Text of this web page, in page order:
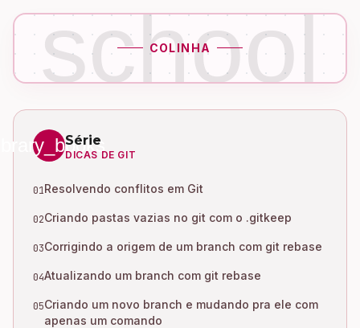
school
COLINHA
Série
DICAS DE GIT
01Resolvendo conflitos em Git
02Criando pastas vazias no git com o .gitkeep
03Corrigindo a origem de um branch com git rebase
04Atualizando um branch com git rebase
05Criando um novo branch e mudando pra ele com
apenas um comando